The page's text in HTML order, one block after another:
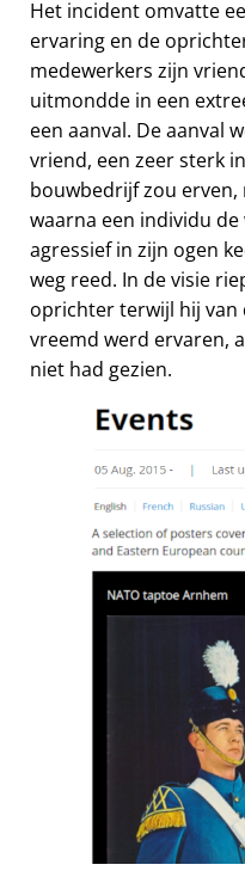
Het incident omvatte
ervaring en de
medewerkers zijn
uitmondde in een
een aanval. De aanval
vriend, een zeer sterk
bouwbedrijf zou
waarna een individu
agressief in zijn ogen
weg reed. In de visie
oprichter terwijl hij van
vreemd werd ervaren,
niet had gezien.